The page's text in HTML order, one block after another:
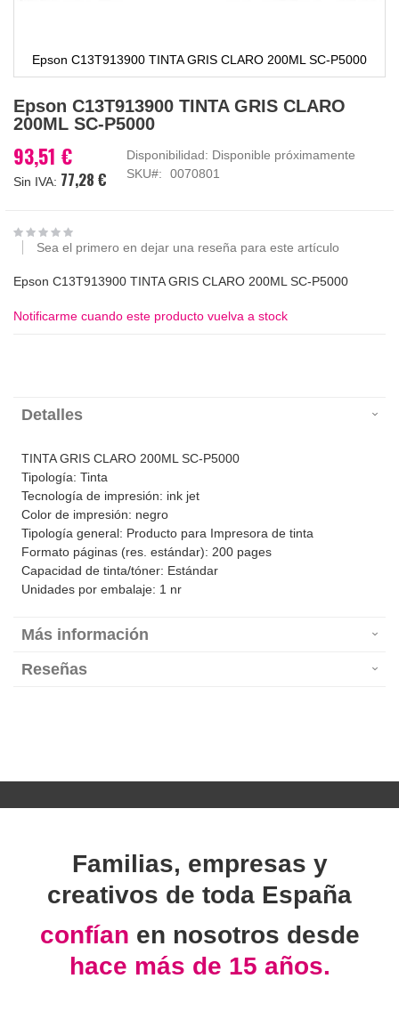
Epson C13T913900 TINTA GRIS CLARO 200ML SC-P5000
al
comienzo
la
galería
Epson C13T913900 TINTA GRIS CLARO
200ML SC-P5000
93,51 €
77,28 €
Disponibilidad: Disponible próximamente
SKU
0070801
Sea el primero en dejar una reseña para este artículo
Epson C13T913900 TINTA GRIS CLARO 200ML SC-P5000
Notificarme cuando este producto vuelva a stock
Detalles
TINTA GRIS CLARO 200ML SC-P5000
Tipología: Tinta
Tecnología de impresión: ink jet
Color de impresión: negro
Tipología general: Producto para Impresora de tinta
Formato páginas (res. estándar): 200 pages
Capacidad de tinta/tóner: Estándar
Unidades por embalaje: 1 nr
Más información
Reseñas
Familias, empresas y
creativos de toda España
confían en nosotros desde
hace más de 15 años.